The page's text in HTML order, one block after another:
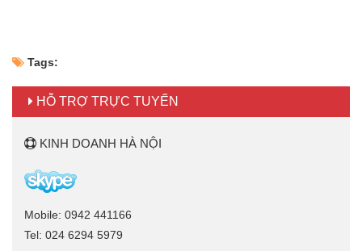
Tags:
HỖ TRỢ TRỰC TUYẾN
KINH DOANH HÀ NỘI
Mobile: 0942 441166
Tel: 024 6294 5979